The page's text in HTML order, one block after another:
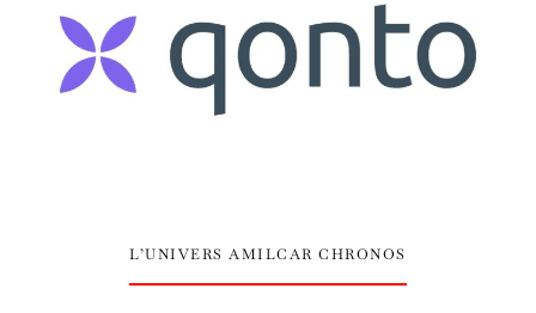
L’UNIVERS AMILCAR CHRONOS